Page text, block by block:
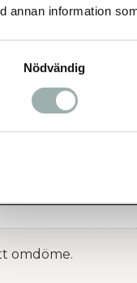
annan information
Nödvändig
10 450 15 600 20
omdöme.